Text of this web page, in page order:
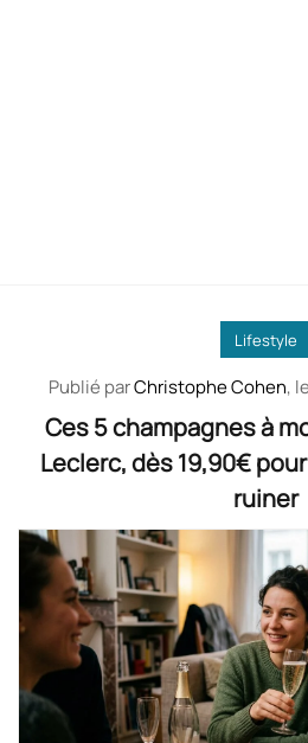
Lifestyle
Publié parChristophe Cohen, le
Ces 5 champagnes à
Leclerc, dès 19,90€
ruiner